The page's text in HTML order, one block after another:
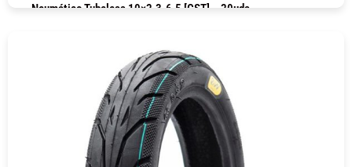
Neumático Tubeless 10×2.3-6.5 [CST] – 20uds